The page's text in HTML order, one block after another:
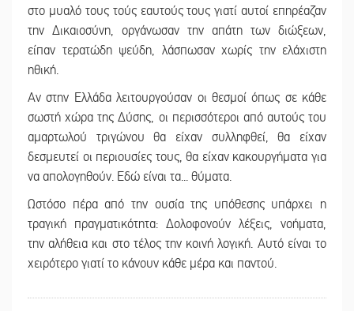
στο μυαλό τους τούς εαυτούς τους γιατί αυτοί επηρέαζαν
την Δικαιοσύνη, οργάνωσαν την απάτη των διώξεων,
είπαν τερατώδη ψεύδη, λάσπωσαν χωρίς την ελάχιστη
ηθική.
Αν στην Ελλάδα λειτουργούσαν οι θεσμοί όπως σε κάθε
σωστή χώρα της Δύσης, οι περισσότεροι από αυτούς του
αμαρτωλού τριγώνου θα είχαν συλληφθεί, θα είχαν
δεσμευτεί οι περιουσίες τους, θα είχαν κακουργήματα για
να απολογηθούν. Εδώ είναι τα... θύματα.
Ωστόσο πέρα από την ουσία της υπόθεσης υπάρχει η
τραγική πραγματικότητα: Δολοφονούν λέξεις, νοήματα,
την αλήθεια και στο τέλος την κοινή λογική. Αυτό είναι το
χειρότερο γιατί το κάνουν κάθε μέρα και παντού.